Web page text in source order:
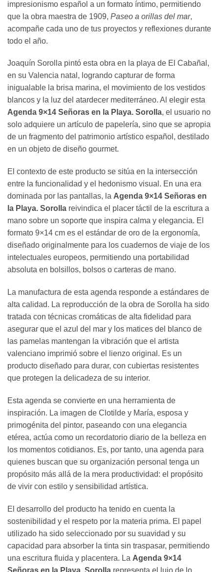
impresionismo español a un formato íntimo, permitiendo
que la obra maestra de 1909, Paseo a orillas del mar,
acompañe cada uno de tus proyectos y reflexiones durante
todo el año.
Joaquín Sorolla pintó esta obra en la playa de El Cabañal,
en su Valencia natal, logrando capturar de forma
inigualable la brisa marina, el movimiento de los vestidos
blancos y la luz del atardecer mediterráneo. Al elegir esta
Agenda 9×14 Señoras en la Playa. Sorolla, el usuario no
solo adquiere un artículo de papelería, sino que se apropia
de un fragmento del patrimonio artístico español, destilado
en un objeto de diseño gourmet.
El contexto de este producto se sitúa en la intersección
entre la funcionalidad y el hedonismo visual. En una era
dominada por las pantallas, la Agenda 9×14 Señoras en
la Playa. Sorolla reivindica el placer táctil de la escritura a
mano sobre un soporte que inspira calma y elegancia. El
formato 9×14 cm es el estándar de oro de la ergonomía,
diseñado originalmente para los cuadernos de viaje de los
intelectuales europeos, permitiendo una portabilidad
absoluta en bolsillos, bolsos o carteras de mano.
La manufactura de esta agenda responde a estándares de
alta calidad. La reproducción de la obra de Sorolla ha sido
tratada con técnicas cromáticas de alta fidelidad para
asegurar que el azul del mar y los matices del blanco de
las pamelas mantengan la vibración que el artista
valenciano imprimió sobre el lienzo original. Es un
producto diseñado para durar, con cubiertas resistentes
que protegen la delicadeza de su interior.
Esta agenda se convierte en una herramienta de
inspiración. La imagen de Clotilde y María, esposa y
primogénita del pintor, paseando con una elegancia
etérea, actúa como un recordatorio diario de la belleza en
los momentos cotidianos. Es, por tanto, una agenda para
quienes buscan que su organización personal tenga un
propósito más allá de la mera productividad: el propósito
de vivir con estilo y sensibilidad artística.
El desarrollo del producto ha tenido en cuenta la
sostenibilidad y el respeto por la materia prima. El papel
utilizado ha sido seleccionado por su suavidad y su
capacidad para absorber la tinta sin traspasar, permitiendo
una escritura fluida y placentera. La Agenda 9×14
Señoras en la Playa. Sorolla representa el lujo de lo